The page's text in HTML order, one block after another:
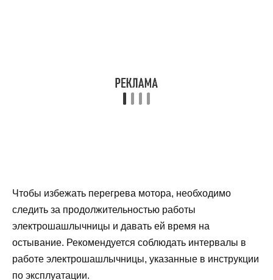
Чтобы избежать перегрева мотора, необходимо
следить за продолжительностью работы
электрошашлычницы и давать ей время на
остывание. Рекомендуется соблюдать интервалы в
работе электрошашлычницы, указанные в инструкции
по эксплуатации.